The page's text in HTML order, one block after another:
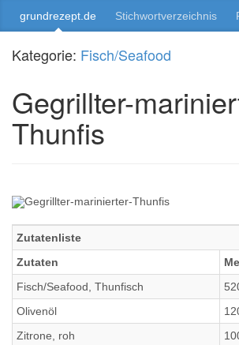
grundrezept.de Stichwortverzeichnis
Kategorie: Fisch/Seafood
Gegrillter-
Thunfis
Zutatenliste
Zutaten
Fisch/Seafood, Thunfisch
Olivenöl
Zitrone, roh